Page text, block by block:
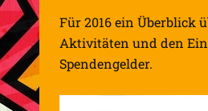
Für 2016 ein Überblick
Aktivitäten und den
Spendengelder.